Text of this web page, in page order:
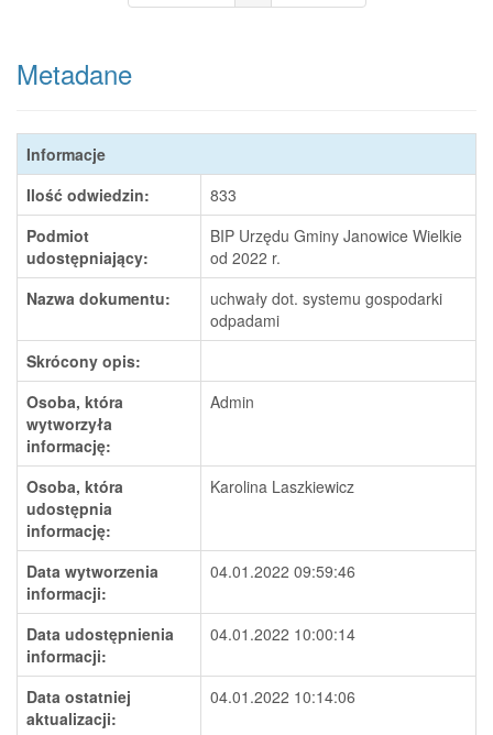
Metadane
Informacje
Ilość odwiedzin:
833
Podmiot
udostępniający:
BIP Urzędu Gminy Janowice Wielkie
od 2022 r.
Nazwa dokumentu:
uchwały dot. systemu gospodarki
odpadami
Skrócony opis:
Osoba, która
wytworzyła
informację:
Admin
Osoba, która
udostępnia
informację:
Karolina Laszkiewicz
Data wytworzenia
informacji:
04.01.2022 09:59:46
Data udostępnienia
informacji:
04.01.2022 10:00:14
Data ostatniej
aktualizacji:
04.01.2022 10:14:06